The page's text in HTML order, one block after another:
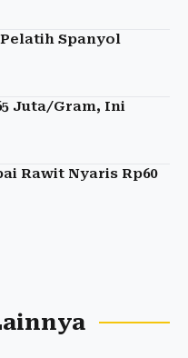
Spanyol
Juta/Gram, Ini
Rawit Nyaris Rp60